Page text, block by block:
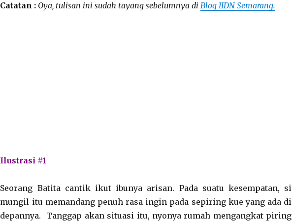
Catatan : Oya, tulisan ini sudah tayang sebelumnya diBlog IIDN Semarang.
Ilustrasi #1
Seorang Batita cantik ikut ibunya arisan. Pada suatu kesempatan, si
mungil itu memandang penuh rasa ingin pada sepiring kue yang ada di
depannya. Tanggap akan situasi itu, nyonya rumah mengangkat piring